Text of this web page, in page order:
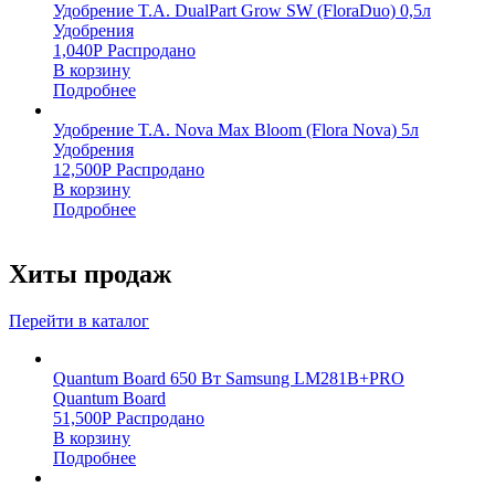
Удобрение T.A. DualPart Grow SW (FloraDuo) 0,5л
Удобрения
1,040Р Распродано
В корзину
Подробнее
Удобрение T.A. Nova Max Bloom (Flora Nova) 5л
Удобрения
12,500Р Распродано
В корзину
Подробнее
Хиты продаж
Перейти в каталог
Quantum Board 650 Вт Samsung LM281B+PRO
Quantum Board
51,500Р Распродано
В корзину
Подробнее